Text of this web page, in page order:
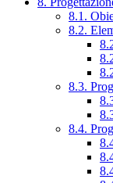
8.1.
8.2.
8.3.
8.4.